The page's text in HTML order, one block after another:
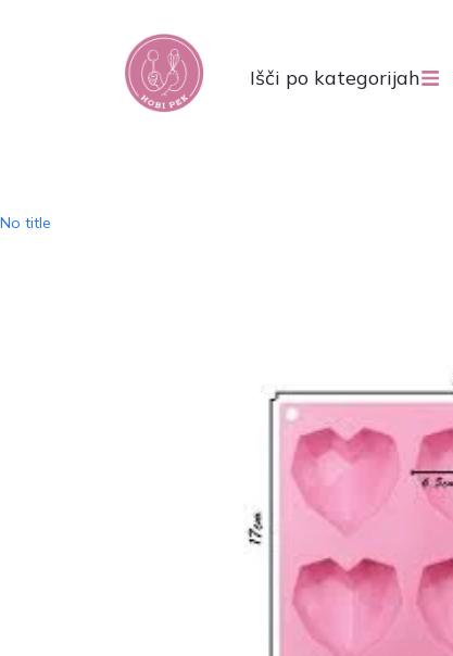
Išči po kategorijah
No title